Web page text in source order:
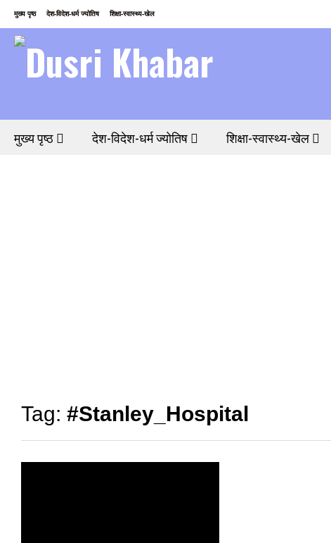
मुख्य पृष्ठ देश-विदेश-धर्म ज्योतिष शिक्षा-स्वास्थ्य-खेल
मुख्य पृष्ठ देश-विदेश-धर्म ज्योतिष शिक्षा-स्वास्थ्य-खेल
Tag: #Stanley_Hospital